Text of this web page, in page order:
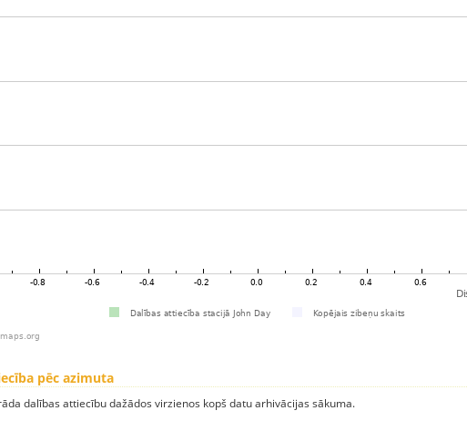
pēc azimuta
dalības attiecību dažādos virzienos kopš datu arhivācijas sākuma.